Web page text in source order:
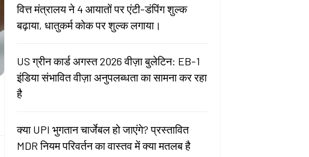
वित्त मंत्रालय ने 4 आयातों पर एंटी-डंपिंग शुल्क
बढ़ाया, धातुकर्म कोक पर शुल्क लगाया।
US ग्रीन कार्ड अगस्त 2026 वीज़ा बुलेटिन: EB-1
इंडिया संभावित वीज़ा अनुपलब्धता का सामना कर रहा
है
क्या UPI भुगतान चार्जेबल हो जाएंगे? प्रस्तावित
MDR नियम परिवर्तन का वास्तव में क्या मतलब है